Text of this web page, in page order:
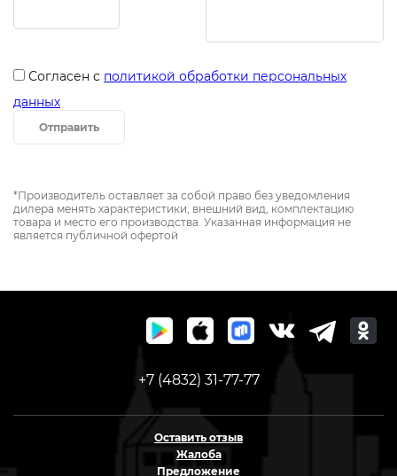
Согласен с политикой обработки персональных
данных
Отправить
*Производитель оставляет за собой право без уведомления
дилера менять характеристики, внешний вид, комплектацию
товара и место его производства. Указанная информация не
является публичной офертой
+7 (4832) 31-77-77
Оставить отзыв
Жалоба
Предложение